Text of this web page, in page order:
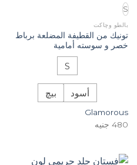
S
بالطو وچاكت
تونيك من القطيفة المضلعة برباط
خصر و سوسته أمامية
S
أسود بيچ
Glamorous
480 جنيه